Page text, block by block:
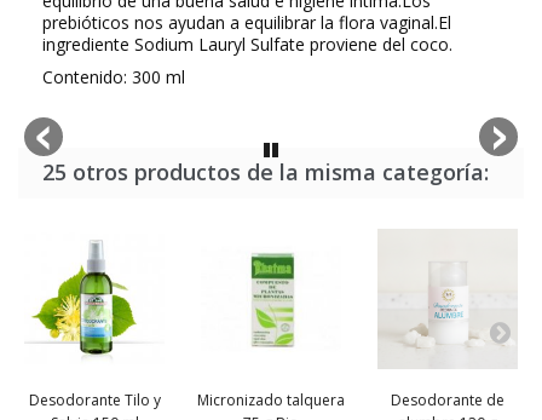
prebióticos nos ayudan a equilibrar la flora vaginal.El
ingrediente Sodium Lauryl Sulfate proviene del coco.
Contenido: 300 ml
25 otros productos de la misma categoría:
Desodorante Tilo y
Micronizado talquera
Desodorante de